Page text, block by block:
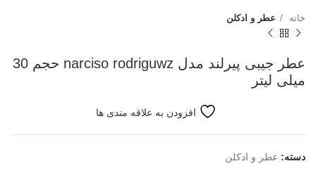
خانه عطر و ادکلن
عطر جیبی پیرلند مدل narciso rodriguwz حجم 30
میلی لیتر
افزودن به علاقه مندی ها
دسته: عطر و ادکلن